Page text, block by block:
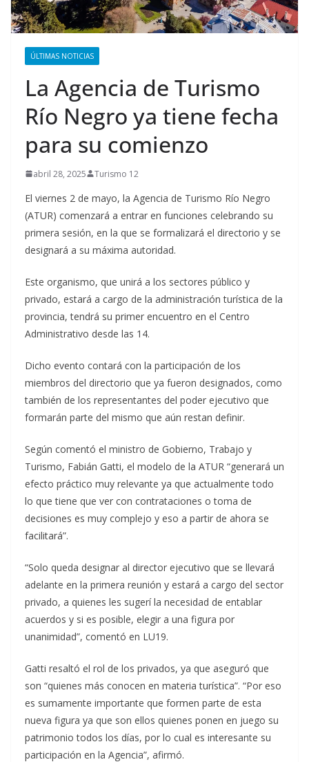
ÚLTIMAS NOTICIAS
La Agencia de Turismo
Río Negro ya tiene fecha
para su comienzo
abril 28, 2025 Turismo 12
El viernes 2 de mayo, la Agencia de Turismo Río Negro
(ATUR) comenzará a entrar en funciones celebrando su
primera sesión, en la que se formalizará el directorio y se
designará a su máxima autoridad.
Este organismo, que unirá a los sectores público y
privado, estará a cargo de la administración turística de la
provincia, tendrá su primer encuentro en el Centro
Administrativo desde las 14.
Dicho evento contará con la participación de los
miembros del directorio que ya fueron designados, como
también de los representantes del poder ejecutivo que
formarán parte del mismo que aún restan definir.
Según comentó el ministro de Gobierno, Trabajo y
Turismo, Fabián Gatti, el modelo de la ATUR “generará un
efecto práctico muy relevante ya que actualmente todo
lo que tiene que ver con contrataciones o toma de
decisiones es muy complejo y eso a partir de ahora se
facilitará”.
“Solo queda designar al director ejecutivo que se llevará
adelante en la primera reunión y estará a cargo del sector
privado, a quienes les sugerí la necesidad de entablar
acuerdos y si es posible, elegir a una figura por
unanimidad”, comentó en LU19.
Gatti resaltó el rol de los privados, ya que aseguró que
son “quienes más conocen en materia turística”. “Por eso
es sumamente importante que formen parte de esta
nueva figura ya que son ellos quienes ponen en juego su
patrimonio todos los días, por lo cual es interesante su
participación en la Agencia”, afirmó.